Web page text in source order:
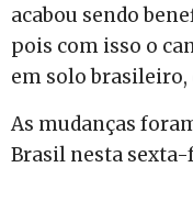
acabou sendo
pois com isso o
em solo brasileiro,
As mudanças
Brasil nesta sexta-